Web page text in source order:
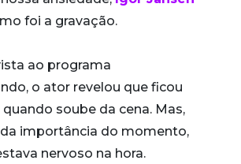
foi a gravação.
ao programa
o ator revelou que ficou
soube da cena. Mas,
importância do momento,
nervoso na hora.